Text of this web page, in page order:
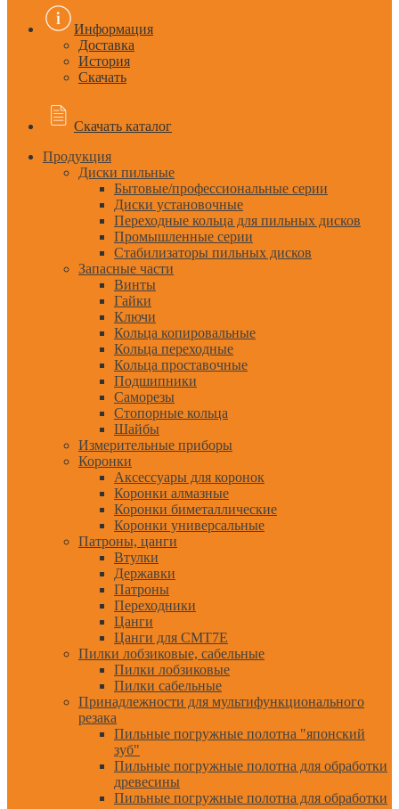
Информация
Доставка
История
Скачать
Скачать каталог
Продукция
Диски пильные
Бытовые/профессиональные серии
Диски установочные
Переходные кольца для пильных дисков
Промышленные серии
Стабилизаторы пильных дисков
Запасные части
Винты
Гайки
Ключи
Кольца копировальные
Кольца переходные
Кольца проставочные
Подшипники
Саморезы
Стопорные кольца
Шайбы
Измерительные приборы
Коронки
Аксессуары для коронок
Коронки алмазные
Коронки биметаллические
Коронки универсальные
Патроны, цанги
Втулки
Державки
Патроны
Переходники
Цанги
Цанги для CMT7E
Пилки лобзиковые, сабельные
Пилки лобзиковые
Пилки сабельные
Принадлежности для мультифункционального
резака
Пильные погружные полотна "японский
зуб"
Пильные погружные полотна для обработки
древесины
Пильные погружные полотна для обработки